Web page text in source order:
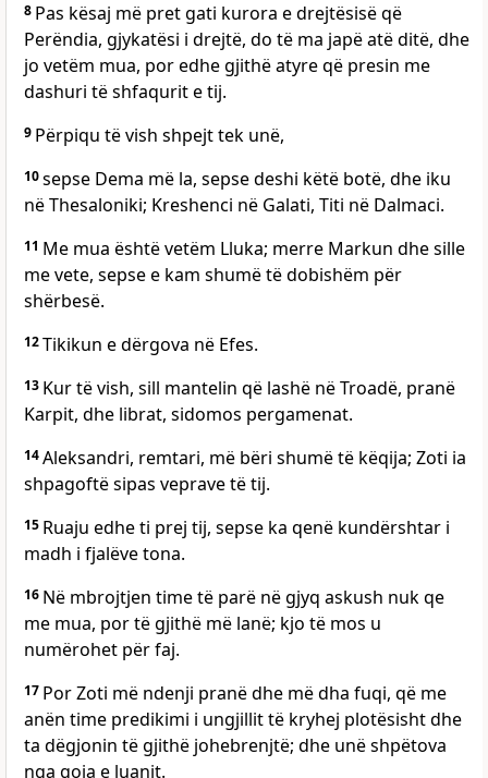
8 Pas kësaj më pret gati kurora e drejtësisë që
Perëndia, gjykatësi i drejtë, do të ma japë atë ditë, dhe
jo vetëm mua, por edhe gjithë atyre që presin me
dashuri të shfaqurit e tij.
9 Përpiqu të vish shpejt tek unë,
10sepse Dema më la, sepse deshi këtë botë, dhe iku
në Thesaloniki; Kreshenci në Galati, Titi në Dalmaci.
11 Me mua është vetëm Lluka; merre Markun dhe sille
me vete, sepse e kam shumë të dobishëm për
shërbesë.
12Tikikun e dërgova në Efes.
13 Kur të vish, sill mantelin që lashë në Troadë, pranë
Karpit, dhe librat, sidomos pergamenat.
14Aleksandri, remtari, më bëri shumë të këqija; Zoti ia
shpagoftë sipas veprave të tij.
15 Ruaju edhe ti prej tij, sepse ka qenë kundërshtar i
madh i fjalëve tona.
16 Në mbrojtjen time të parë në gjyq askush nuk qe
me mua, por të gjithë më lanë; kjo të mos u
numërohet për faj.
17 Por Zoti më ndenji pranë dhe më dha fuqi, që me
anën time predikimi i ungjillit të kryhej plotësisht dhe
ta dëgjonin të gjithë johebrenjtë; dhe unë shpëtova
nga goja e luanit.